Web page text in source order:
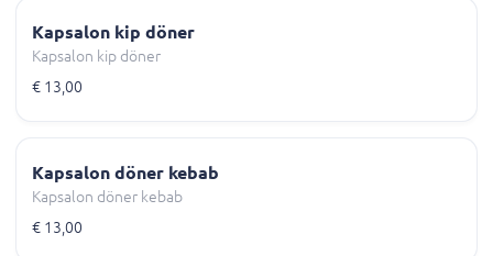
Kapsalon kip döner
Kapsalon kip döner
€ 13,00
Kapsalon döner kebab
Kapsalon döner kebab
€ 13,00